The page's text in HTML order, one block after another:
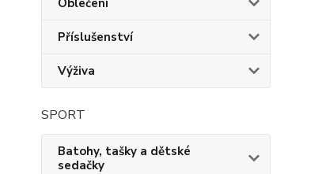
Oblečení
Příslušenství
Výživa
SPORT
Batohy, tašky a dětské
sedačky